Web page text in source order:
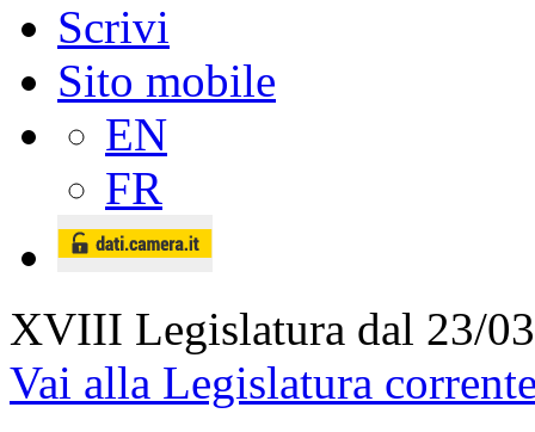
Scrivi
Sito mobile
EN
FR
XVIII Legislatura dal 23/
Vai alla Legislatura